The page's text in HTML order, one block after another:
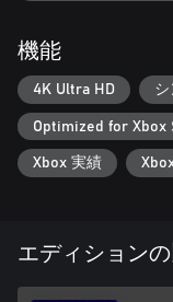
機能
4K Ultra HD シ
Optimized for Xbox
Xbox 実績
エディション